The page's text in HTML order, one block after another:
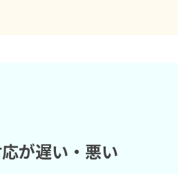
が遅い・悪い